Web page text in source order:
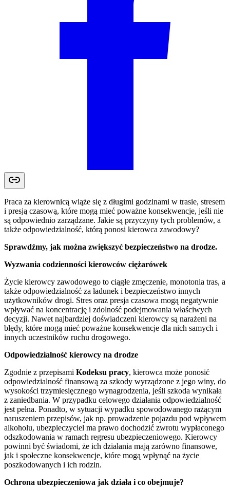
Praca za kierownicą wiąże się z długimi godzinami w trasie, stresem
i presją czasową, które mogą mieć poważne konsekwencje, jeśli nie
są odpowiednio zarządzane. Jakie są przyczyny tych problemów, a
także odpowiedzialność, którą ponosi kierowca zawodowy?
Sprawdźmy, jak można zwiększyć bezpieczeństwo na drodze.
Wyzwania codzienności kierowców ciężarówek
Życie kierowcy zawodowego to ciągłe zmęczenie, monotonia tras, a
także odpowiedzialność za ładunek i bezpieczeństwo innych
użytkowników drogi. Stres oraz presja czasowa mogą negatywnie
wpływać na koncentrację i zdolność podejmowania właściwych
decyzji. Nawet najbardziej doświadczeni kierowcy są narażeni na
błędy, które mogą mieć poważne konsekwencje dla nich samych i
innych uczestników ruchu drogowego.
Odpowiedzialność kierowcy na drodze
Zgodnie z przepisami Kodeksu pracy, kierowca może ponosić
odpowiedzialność finansową za szkody wyrządzone z jego winy, do
wysokości trzymiesięcznego wynagrodzenia, jeśli szkoda wynikała
z zaniedbania. W przypadku celowego działania odpowiedzialność
jest pełna. Ponadto, w sytuacji wypadku spowodowanego rażącym
naruszeniem przepisów, jak np. prowadzenie pojazdu pod wpływem
alkoholu, ubezpieczyciel ma prawo dochodzić zwrotu wypłaconego
odszkodowania w ramach regresu ubezpieczeniowego. Kierowcy
powinni być świadomi, że ich działania mają zarówno finansowe,
jak i społeczne konsekwencje, które mogą wpłynąć na życie
poszkodowanych i ich rodzin.
Ochrona ubezpieczeniowa jak działa i co obejmuje?